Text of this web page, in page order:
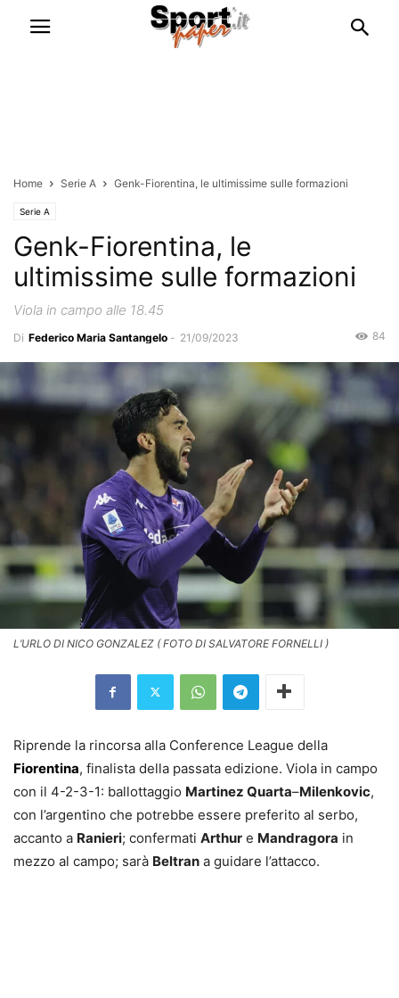
Home Serie A Genk-Fiorentina, le ultimissime sulle formazioni
Serie A
Genk-Fiorentina, le
ultimissime sulle formazioni
Viola in campo alle 18.45
Di Federico Maria Santangelo - 21/09/2023 84
L’URLO DI NICO GONZALEZ ( FOTO DI SALVATORE FORNELLI )
Riprende la rincorsa alla Conference League della
Fiorentina, finalista della passata edizione. Viola in campo
con il 4-2-3-1: ballottaggio Martinez Quarta–Milenkovic,
con l’argentino che potrebbe essere preferito al serbo,
accanto a Ranieri; confermati Arthur e Mandragora in
mezzo al campo; sarà Beltran a guidare l’attacco.